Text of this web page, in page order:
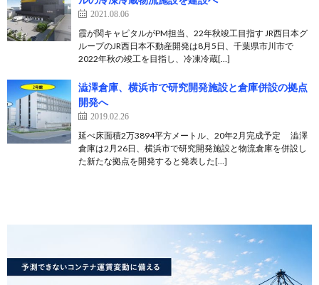
2021.08.06
霞が関キャピタルがPM担当、22年秋竣工目指す JR西日本グ
ループのJR西日本不動産開発は8月5日、千葉県市川市で
2022年秋の竣工を目指し、冷凍冷蔵[…]
澁澤倉庫、横浜市で研究開発施設と倉庫併設の拠点
開発へ
2019.02.26
延べ床面積2万3894平方メートル、20年2月完成予定 澁澤
倉庫は2月26日、横浜市で研究開発施設と物流倉庫を併設し
た新たな拠点を開発すると発表した[…]